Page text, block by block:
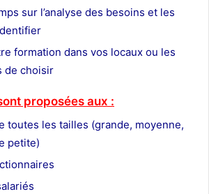
sur l’analyse des besoins et les
formation dans vos locaux ou les
de choisir
proposées aux :
toutes les tailles (grande, moyenne,
petite)